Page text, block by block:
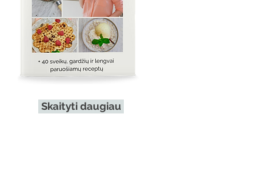
Skaityti daugiau